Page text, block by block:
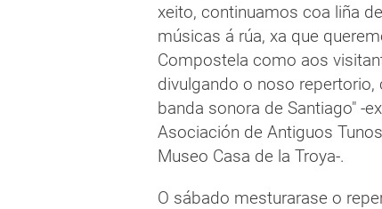
xeito, continuamos coa liña
músicas á rúa, xa que
Compostela como aos
divulgando o noso
banda sonora de Santiago" -
Asociación de Antiguos
Museo Casa de la Troya-.
O sábado mesturarase o